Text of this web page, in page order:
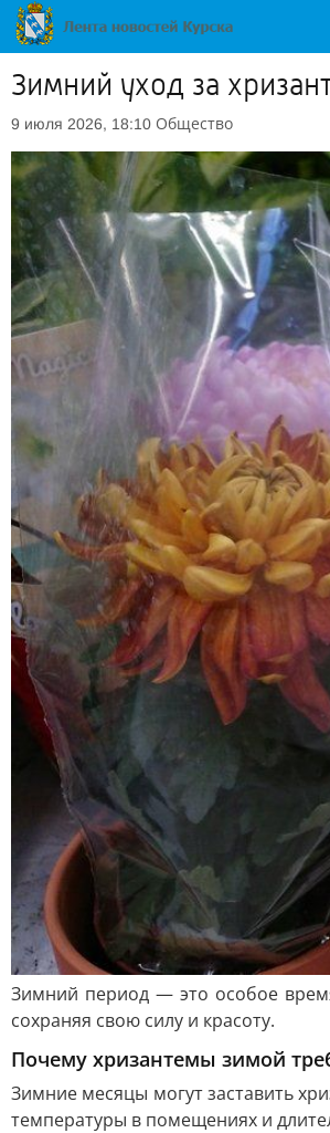
Зимний уход за
9 июля 2026, 18:10 Общество
Зимний период — это особое
сохраняя свою силу и красоту.
Почему хризантемы зимой
Зимние месяцы могут заставить
температуры в помещениях и